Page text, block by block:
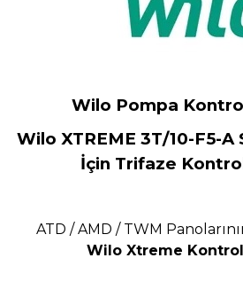
Wilo Pompa
Wilo XTREME 3T/10-F5-A
İçin Trifaze
ATD / AMD / TWM
Wilo Xtreme Kontrol